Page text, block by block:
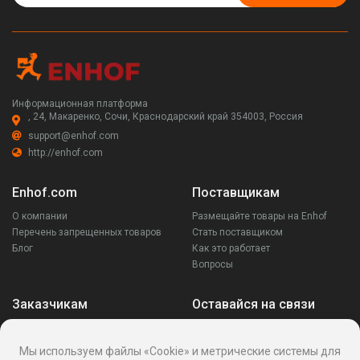
Информационная платформа
, 24, Макаренко, Сочи, Краснодарский край 354003, Россия
support@enhof.com
http://enhof.com
Enhof.com
О компании
Перечень запрещенных товаров
Блог
Поставщикам
Размещайте товары на Enhof
Стать поставщиком
Как это работает
Вопросы
Заказчикам
Ваши запросы
Оставайся на связи
Мы используем файлы «Cookie» и метрические системы для